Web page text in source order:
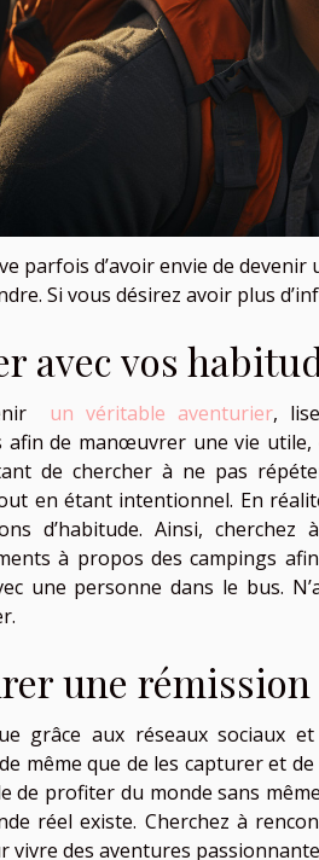
parfois d’avoir envie de
Si vous désirez avoir plus
avec vos
un véritable aventurier,
afin de manœuvrer une vie utile,
de chercher à ne pas
en étant intentionnel. En
d’habitude. Ainsi,
à propos des campings
une personne dans le bus.
une rémission
grâce aux réseaux sociaux
même que de les capturer et
de profiter du monde sans
réel existe. Cherchez à
vivre des aventures